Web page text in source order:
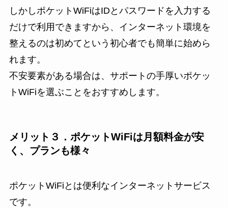
しかしポケットWiFiはIDとパスワードを入力する
だけで利用できますから、インターネット環境を
整えるのは初めてという初心者でも簡単に始めら
れます。
不安要素がある場合は、サポートの手厚いポケッ
トWiFiを選ぶことをおすすめします。
メリット３．ポケットWiFiは月額料金が安
く、プランも様々
ポケットWiFiとは便利なインターネットサービス
です。